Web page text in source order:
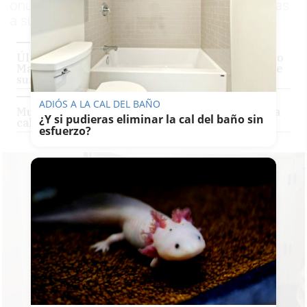
onubense ha querido dedicarle unas palabras
a su amigo íntimo
Última hora del asesinato del cantaor flamenco
Matías de Paula: sin detenidos y bajo secreto de
sumario
Muere tiroteado un cantaor flamenco en plena
calle
ADIÓS A LA CAL DEL BAÑO
¿Y si pudieras eliminar la cal del baño sin
esfuerzo?